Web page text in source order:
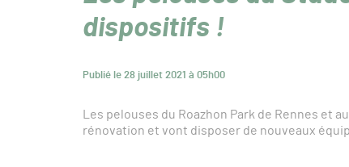
dispositifs !
Publié le 28 juillet 2021 à 05h00
Les pelouses du Roazhon Park de Rennes et
rénovation et vont disposer de nouveaux